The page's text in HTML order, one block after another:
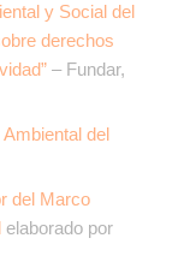
y Social del
derechos
– Fundar,
del
del Marco
elaborado por